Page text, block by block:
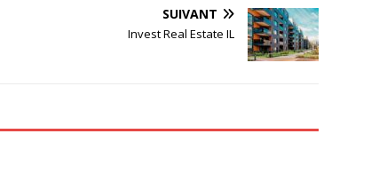
SUIVANT
Invest Real Estate IL